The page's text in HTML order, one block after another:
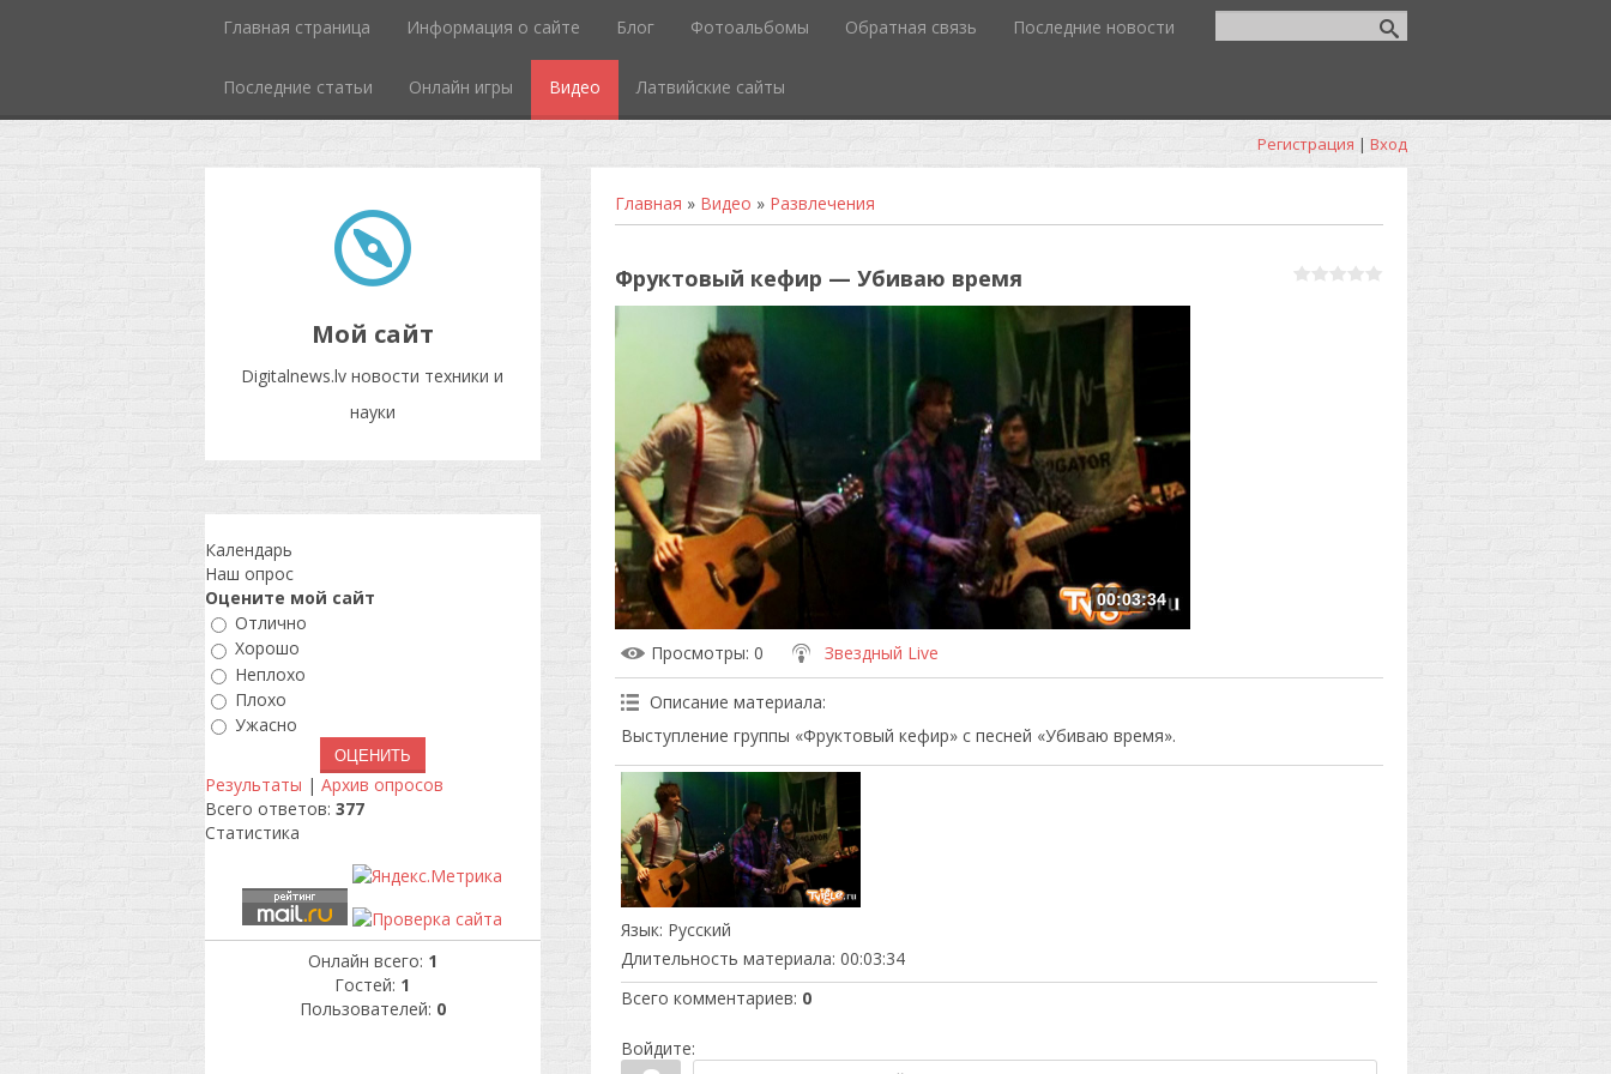
Главная страница Информация о сайте Блог Фотоальбомы Обратная связь Последние новости
Последние статьи Онлайн игры Видео Латвийские сайты
Регистрация | Вход
Мой сайт
Digitalnews.lv новости техники и
науки
Главная » Видео » Развлечения
Фруктовый кефир — Убиваю время
00:03:34
Просмотры: 0 Звездный Live
Описание материала:
Выступление группы «Фруктовый кефир» с песней «Убиваю время».
Язык: Русский
Длительность материала: 00:03:34
Всего комментариев: 0
Войдите:
Календарь
Наш опрос
Оцените мой сайт
Отлично
Хорошо
Неплохо
Плохо
Ужасно
Результаты | Архив опросов
Всего ответов: 377
Статистика
Онлайн всего: 1
Гостей: 1
Пользователей: 0